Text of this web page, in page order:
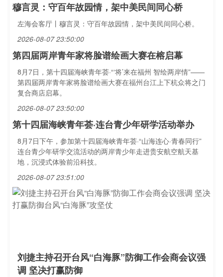
穆言灵：守百年故园情，架中美民间同心桥
左海会客厅丨穆言灵：守百年故园情，架中美民间同心桥。
2026-08-07 23:50:00
第四届两岸青年家将脸谱绘画大赛在榕启幕
8月7日，第十四届海峡青年荟·“‘将’来在福州 智绘两岸情”——
第四届两岸青年家将脸谱绘画大赛在福州台江上下杭众将之门
复合商店启幕。
2026-08-07 23:50:00
第十四届海峡青年荟·连台青少年研学活动举办
8月7日下午，参加第十四届海峡青年荟·“山海连心·青春同行”
连台青少年研学交流活动的两岸青少年走进贵安航空航天基
地，沉浸式体验前沿科技。
2026-08-07 23:51:00
刘捷主持召开台风“白海豚”防御工作会商会议强
调 坚决打赢防御